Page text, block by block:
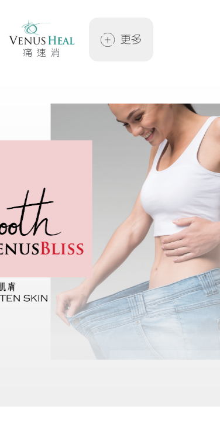
痛速消
更多
光學雕塑師
納米換膚槍
關於我們
最新動向
條款或細則